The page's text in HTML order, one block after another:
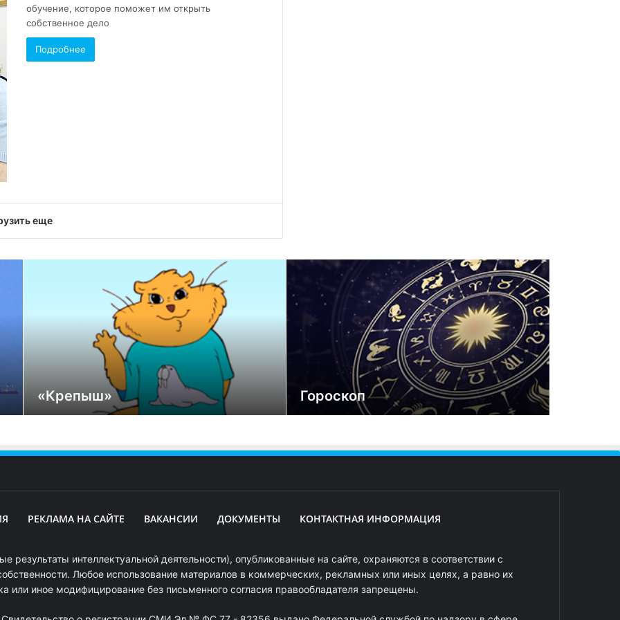
обучение, которое поможет им открыть
собственное дело
Подробнее
еще
«Крепыш» Гороскоп
РЕКЛАМА НА САЙТЕ ВАКАНСИИ ДОКУМЕНТЫ КОНТАКТНАЯ ИНФОРМАЦИЯ
результаты интеллектуальной деятельности), опубликованные на сайте, охраняются в соответствии с
Любое использование материалов в коммерческих, рекламных или иных целях, а равно их
или иное модифицирование без письменного согласия правообладателя запрещены.